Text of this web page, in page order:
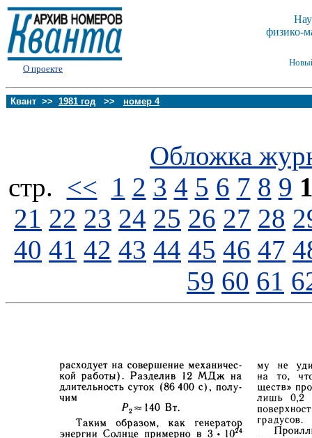
О проекте
физико-
Квант >> 1981 год >> номер 4
Обложка
стp. << 1 2 3 4 5 6 7 8 9
21 22 23 24 25 26 27 28
40 41 42 43 44 45 46 47
59 60 61